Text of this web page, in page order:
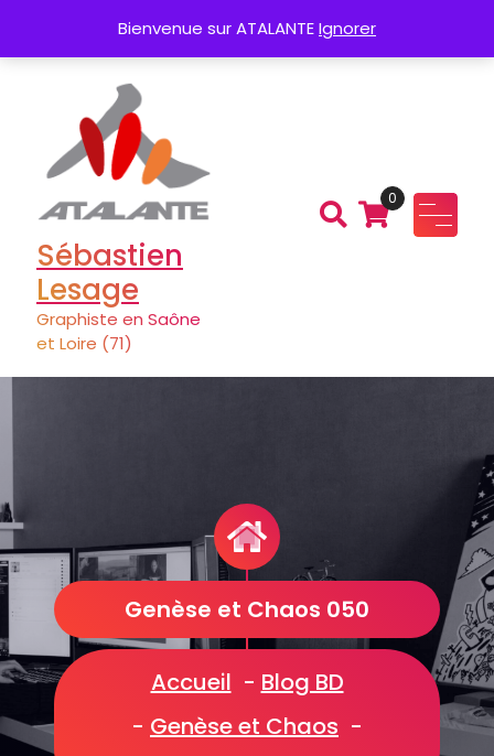
Bienvenue sur ATALANTEIgnorer
contenu
Création de Logo Charte graphique
Sébastien
Lesage
Graphiste en Saône
et Loire (71)
0
Genèse et Chaos 050
Accueil - Blog BD
- Genèse et Chaos -